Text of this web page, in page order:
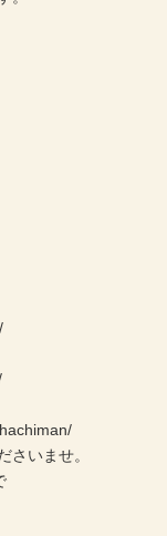
さいませ。